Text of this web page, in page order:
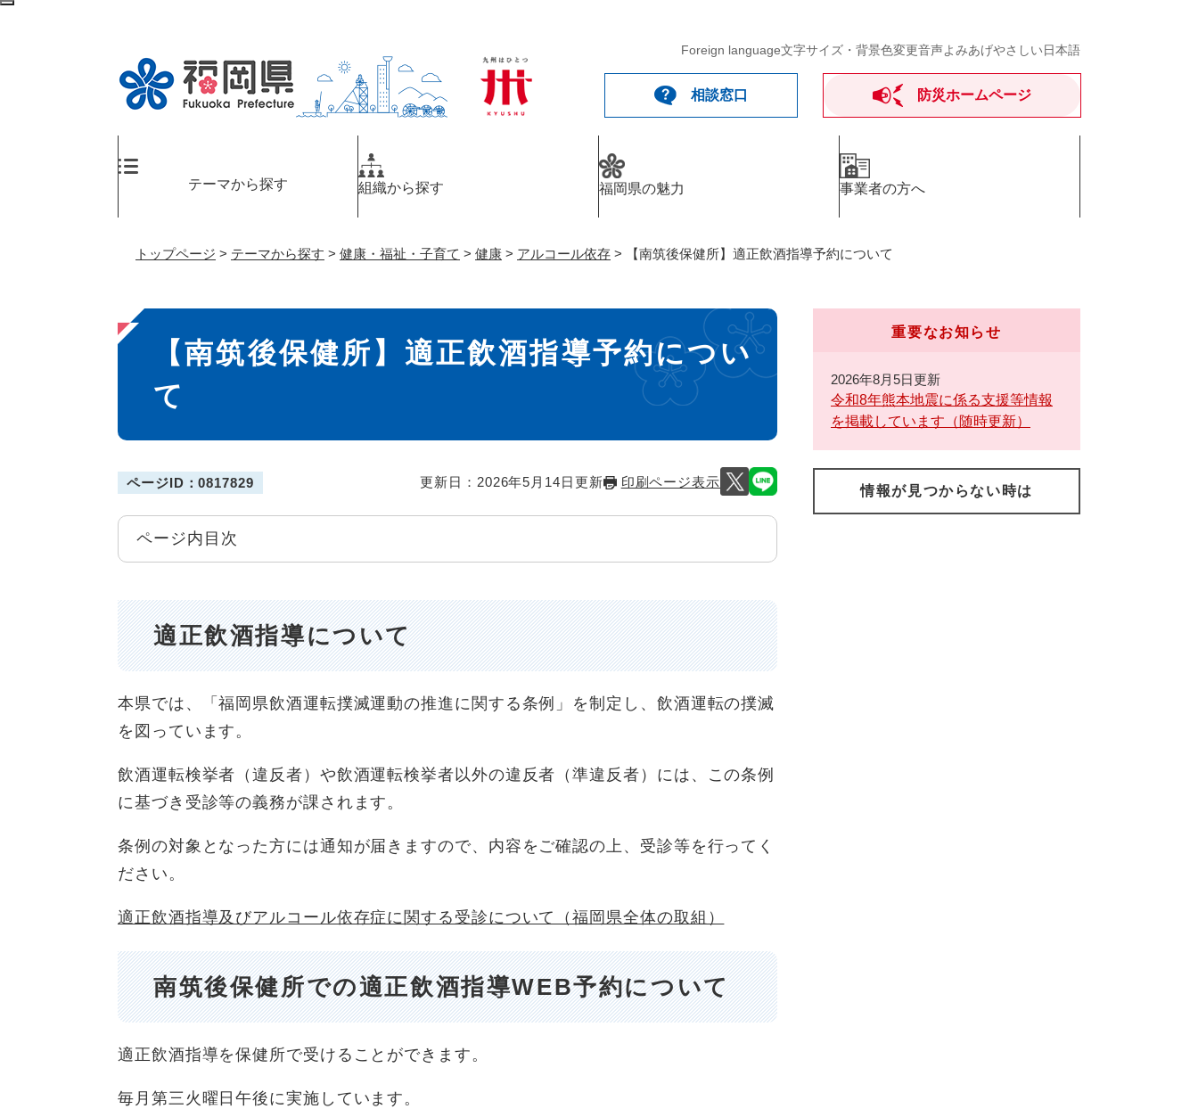
ペ
Foreign language文字サイズ・背景色変更音声よみあげやさしい日本語
相談窓口 防災ホームページ
テーマから探す 組織から探す 福岡県の魅力 事業者の方へ
トップページ > テーマから探す > 健康・福祉・子育て > 健康 > アルコール依存 > 【南筑後保健所】適正飲酒指導予約について
本
文
【南筑後保健所】適正飲酒指導予約につい
て
ページID：0817829 更新日：2026年5月14日更新 印刷ページ表示
ページ内目次
適正飲酒指導について
本県では、「福岡県飲酒運転撲滅運動の推進に関する条例」を制定し、飲酒運転の撲滅
を図っています。
飲酒運転検挙者（違反者）や飲酒運転検挙者以外の違反者（準違反者）には、この条例
に基づき受診等の義務が課されます。
条例の対象となった方には通知が届きますので、内容をご確認の上、受診等を行ってく
ださい。
適正飲酒指導及びアルコール依存症に関する受診について（福岡県全体の取組）
南筑後保健所での適正飲酒指導WEB予約について
適正飲酒指導を保健所で受けることができます。
毎月第三火曜日午後に実施しています。
重要なお知らせ
2026年8月5日更新
令和8年熊本地震に係る支援等情報
を掲載しています（随時更新）
情報が見つからない時は